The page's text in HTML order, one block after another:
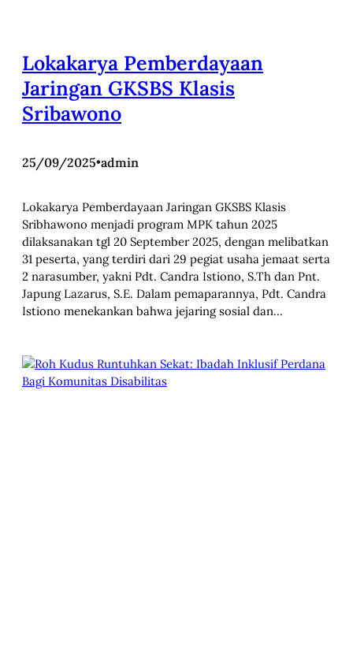
Lokakarya Pemberdayaan
Jaringan GKSBS Klasis
Sribawono
25/09/2025•admin
Lokakarya Pemberdayaan Jaringan GKSBS Klasis
Sribhawono menjadi program MPK tahun 2025
dilaksanakan tgl 20 September 2025, dengan melibatkan
31 peserta, yang terdiri dari 29 pegiat usaha jemaat serta
2 narasumber, yakni Pdt. Candra Istiono, S.Th dan Pnt.
Japung Lazarus, S.E. Dalam pemaparannya, Pdt. Candra
Istiono menekankan bahwa jejaring sosial dan…